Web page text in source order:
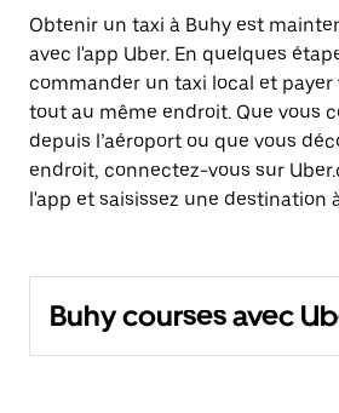
Obtenir un taxi à Buhy est
avec l'app Uber. En quelques
commander un taxi local et payer
tout au même endroit. Que vous
depuis l’aéroport ou que vous
endroit, connectez-vous sur
l'app et saisissez une destination
Buhy courses avec